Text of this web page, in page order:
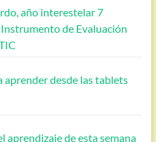
año interestelar 7
de Evaluación
aprender desde las tablets
aprendizaje de esta semana